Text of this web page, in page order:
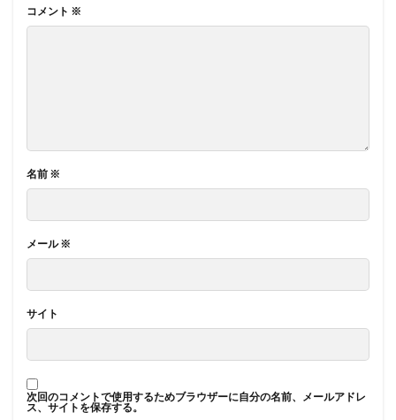
コメント ※
名前 ※
メール※
サイト
次回のコメントで使用するためブラウザーに自分の名前、メールアドレ
ス、サイトを保存する。